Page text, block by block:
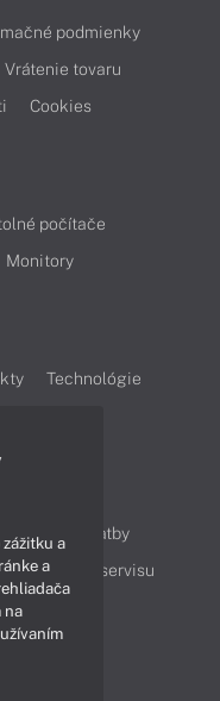
podmienky
Vrátenie tovaru
Cookies
počítače
Monitory
Technológie
a platby
Cenník servisu
a
a
na